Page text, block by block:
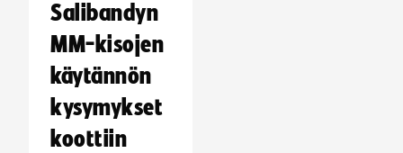
Salibandyn
MM-kisojen
käytännön
kysymykset
koottiin